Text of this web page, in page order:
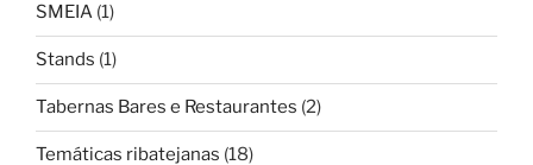
SMEIA (1)
Stands (1)
Tabernas Bares e Restaurantes (2)
Temáticas ribatejanas (18)